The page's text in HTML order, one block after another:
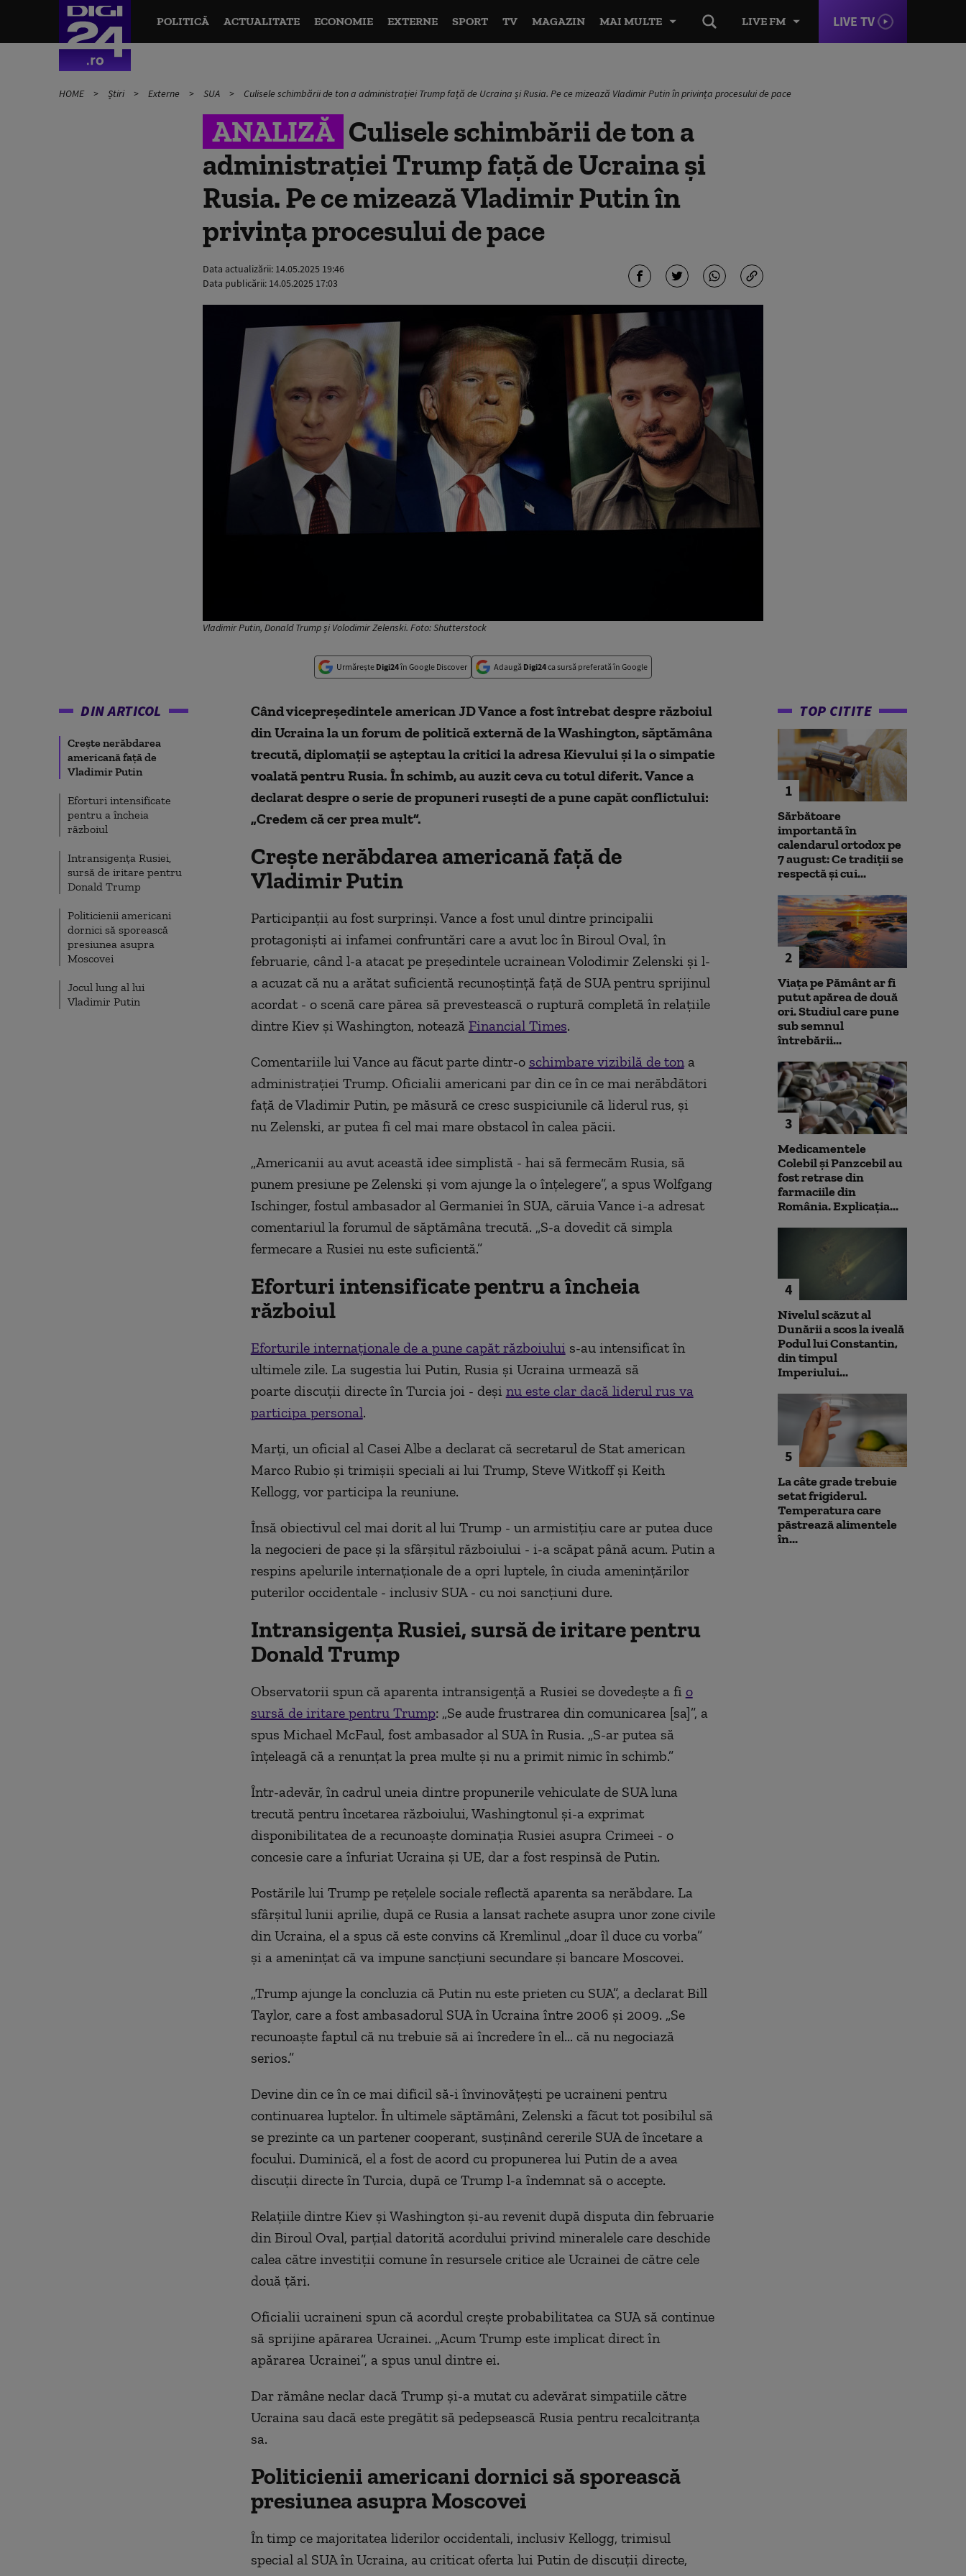
LIVE FM LIVE TV
POLITICĂ ACTUALITATE ECONOMIE EXTERNE SPORT TV MAGAZIN MAI MULTE
HOME Știri Externe SUA Culisele schimbării de ton a administrației Trump față de Ucraina și Rusia. Pe ce mizează Vladimir Putin în privința procesului de pace
ANALIZĂ Culisele schimbării de ton a
administrației Trump față de Ucraina și
Rusia. Pe ce mizează Vladimir Putin în
privința procesului de pace
Data actualizării: 14.05.2025 19:46
Data publicării: 14.05.2025 17:03
Vladimir Putin, Donald Trump și Volodimir Zelenski. Foto: Shutterstock
Urmărește Digi24în Google Discover Adaugă Digi24ca sursă preferată în Google
DIN ARTICOL
Crește nerăbdarea
americană față de
Vladimir Putin
Eforturi intensificate
pentru a încheia
războiul
Intransigența Rusiei,
sursă de iritare pentru
Donald Trump
Politicienii americani
dornici să sporească
presiunea asupra
Moscovei
Jocul lung al lui
Vladimir Putin
Când vicepreședintele american JD Vance a fost întrebat despre războiul
din Ucraina la un forum de politică externă de la Washington, săptămâna
trecută, diplomații se așteptau la critici la adresa Kievului și la o simpatie
voalată pentru Rusia. În schimb, au auzit ceva cu totul diferit. Vance a
declarat despre o serie de propuneri rusești de a pune capăt conflictului:
„Credem că cer prea mult”.
Crește nerăbdarea americană față de
Vladimir Putin
Participanții au fost surprinși. Vance a fost unul dintre principalii
protagoniști ai infamei confruntări care a avut locînBiroul Oval, în
februarie, când l-a atacat pe președintele ucrainean Volodimir Zelenski și l-
a acuzat că nu a arătat suficientă recunoștință față de SUA pentru sprijinul
acordat - o scenă care părea să prevestească o ruptură completă în relațiile
dintre Kiev și Washington, notează Financial Times.
Comentariile lui Vance au făcut parte dintr-o schimbare vizibilă de tona
administrației Trump. Oficialii americani par din ce în ce mai nerăbdători
față de Vladimir Putin, pe măsură ce cresc suspiciunile că liderul rus, și
nu Zelenski, ar putea fi cel mai mare obstacol în calea păcii.
„Americanii au avut această idee simplistă - hai să fermecămRusia, să
punem presiune pe Zelenski și vom ajunge la o înțelegere”, a spus Wolfgang
Ischinger, fostul ambasador al Germaniei în SUA, căruia Vance i-a adresat
comentariul la forumul de săptămâna trecută. „S-a dovedit că simpla
fermecarea Rusiei nu este suficientă.”
Eforturi intensificate pentru a încheia
războiul
Eforturile internaționale de a pune capăt războiuluis-au intensificat în
ultimele zile. La sugestia lui Putin, Rusia și Ucraina urmează să
poarte discuții directe în Turcia joi - deși nu este clar dacă liderul rus va
participa personal.
Marți, un oficial al Casei Albe a declarat că secretarul de Stat american
Marco Rubio și trimișiispeciali ai lui Trump, Steve Witkoff și Keith
Kellogg, vor participa la reuniune.
Însă obiectivul cel mai dorit al lui Trump - un armistițiu care ar putea duce
la negocieri de pace și la sfârșitul războiului - i-a scăpat până acum. Putin a
respins apelurile internaționale de a opri luptele, în ciuda amenințărilor
puterilor occidentale - inclusiv SUA - cu noi sancțiuni dure.
Intransigența Rusiei, sursă de iritare pentru
Donald Trump
Observatorii spun că aparenta intransigență a Rusiei se dovedește a fi o
sursă de iritare pentru Trump: „Se aude frustrarea din comunicarea [sa]”, a
spus Michael McFaul, fost ambasador al SUA în Rusia. „S-ar putea să
înțeleagă că a renunțat la prea multe și nu a primit nimic în schimb.”
Într-adevăr, în cadrul uneia dintre propunerile vehiculate de SUA luna
trecută pentru încetarea războiului, Washingtonul și-a exprimat
disponibilitatea de a recunoaște dominația Rusiei asupra Crimeei - o
concesie care a înfuriat Ucraina și UE, dar a fost respinsă de Putin.
Postările lui Trump pe rețelele sociale reflectă aparenta sa nerăbdare. La
sfârșitul lunii aprilie, după ce Rusia a lansat rachete asupra unor zone civile
din Ucraina, el a spus că este convins că Kremlinul „doar îl duce cu vorba”
și a amenințat că va impune sancțiuni secundare și bancare Moscovei.
„Trump ajunge la concluzia că Putin nu este prieten cu SUA”, a declarat Bill
Taylor, care a fost ambasadorul SUA în Ucraina între 2006 și 2009. „Se
recunoaște faptul că nu trebuie să ai încredere în el... că nu negociază
serios.”
Devine din ce în ce mai dificil să-i învinovățești pe ucraineni pentru
continuarea luptelor. În ultimele săptămâni, Zelenski a făcut tot posibilul să
se prezinte ca un partener cooperant, susținând cererile SUA de încetare a
focului. Duminică, el a fost de acord cu propunerea lui Putin de a avea
discuții directe în Turcia, după ce Trump l-a îndemnat să o accepte.
Relațiile dintre Kiev și Washington și-au revenit după disputa din februarie
din Biroul Oval, parțial datorită acordului privind mineralele care deschide
calea către investiții comune în resursele critice ale Ucrainei de către cele
două țări.
Oficialii ucraineni spun că acordul crește probabilitatea ca SUA să continue
să sprijine apărarea Ucrainei. „Acum Trump este implicat direct în
apărarea Ucrainei”, a spus unul dintre ei.
Dar rămâne neclar dacă Trump și-a mutat cu adevărat simpatiile către
Ucraina sau dacă este pregătit să pedepsească Rusia pentru recalcitranța
sa.
Politicienii americani dornici să sporească
presiunea asupra Moscovei
În timp ce majoritatea liderilor occidentali, inclusiv Kellogg, trimisul
special al SUA în Ucraina, au criticat oferta lui Putin de discuții directe,
TOP CITITE
1
Sărbătoare
importantă în
calendarul ortodox pe
7 august: Ce tradiții se
respectă și cui...
2
Viața pe Pământ ar fi
putut apărea de două
ori. Studiul care pune
sub semnul
întrebării...
3
Medicamentele
Colebil și Panzcebil au
fost retrase din
farmaciile din
România. Explicația...
4
Nivelul scăzut al
Dunării a scos la iveală
Podul lui Constantin,
din timpul
Imperiului...
5
La câte grade trebuie
setat frigiderul.
Temperatura care
păstrează alimentele
în...